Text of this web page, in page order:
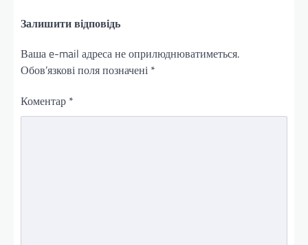
Залишити відповідь
Ваша e-mail адреса не оприлюднюватиметься.
Обов’язкові поля позначені *
Коментар *